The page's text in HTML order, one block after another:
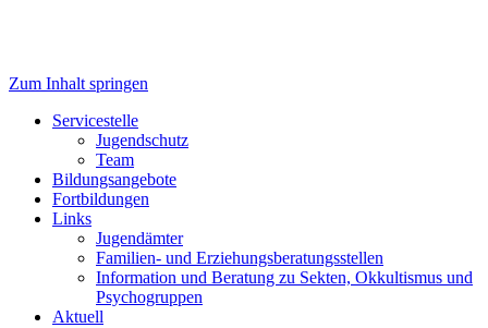
Servicestelle Kinder- und
Jugendschutz
Zum Inhalt springen
Servicestelle
Jugendschutz
Team
Bildungsangebote
Fortbildungen
Links
Jugendämter
Familien- und Erziehungsberatungsstellen
Information und Beratung zu Sekten, Okkultismus und
Psychogruppen
Aktuell